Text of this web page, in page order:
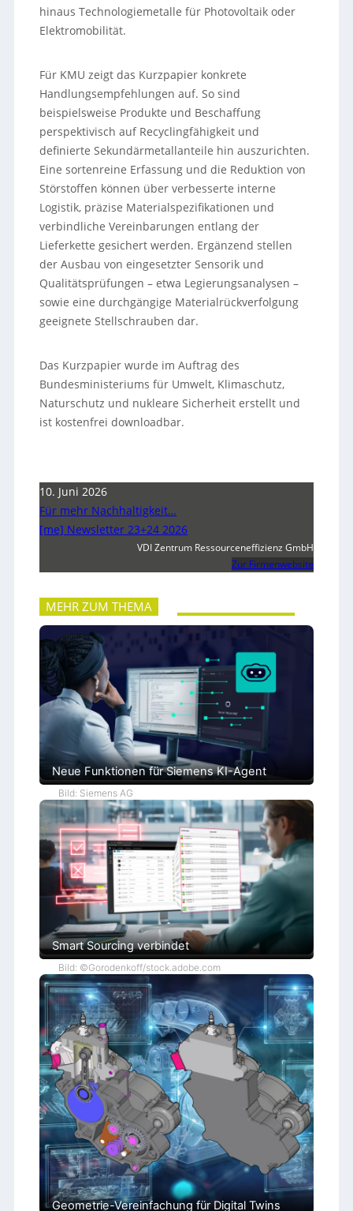
hinaus Technologiemetalle für Photovoltaik oder
Elektromobilität.
Für KMU zeigt das Kurzpapier konkrete
Handlungsempfehlungen auf. So sind
beispielsweise Produkte und Beschaffung
perspektivisch auf Recyclingfähigkeit und
definierte Sekundärmetallanteile hin auszurichten.
Eine sortenreine Erfassung und die Reduktion von
Störstoffen können über verbesserte interne
Logistik, präzise Materialspezifikationen und
verbindliche Vereinbarungen entlang der
Lieferkette gesichert werden. Ergänzend stellen
der Ausbau von eingesetzter Sensorik und
Qualitätsprüfungen – etwa Legierungsanalysen –
sowie eine durchgängige Materialrückverfolgung
geeignete Stellschrauben dar.
Das Kurzpapier wurde im Auftrag des
Bundesministeriums für Umwelt, Klimaschutz,
Naturschutz und nukleare Sicherheit erstellt und
ist kostenfrei downloadbar.
10. Juni 2026
Für mehr Nachhaltigkeit…
[me] Newsletter 23+24 2026
VDI Zentrum Ressourceneffizienz GmbH
Zur Firmenwebsite
MEHR ZUM THEMA
Neue Funktionen für Siemens KI-Agent
Bild: Siemens AG
Smart Sourcing verbindet
Bild: ©Gorodenkoff/stock.adobe.com
Geometrie-Vereinfachung für Digital Twins